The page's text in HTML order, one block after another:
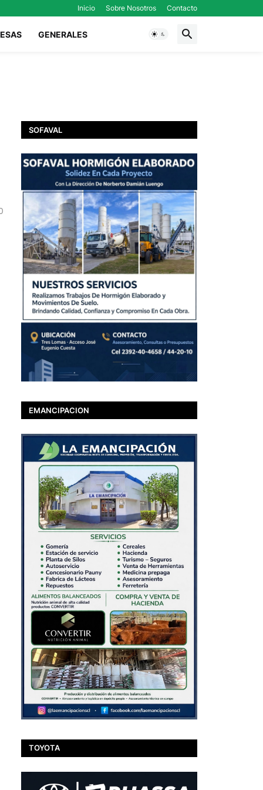
Inicio Sobre Nosotros Contacto
GENERALES
SOFAVAL
EMANCIPACION
TOYOTA